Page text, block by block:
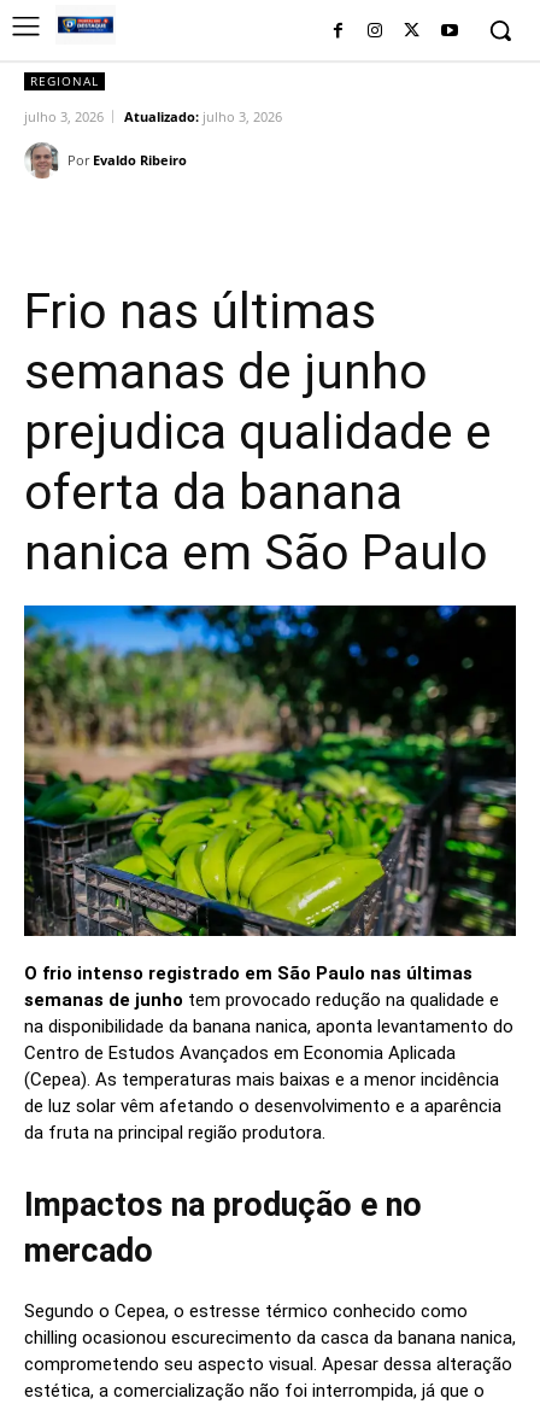
REGIONAL
julho 3, 2026 Atualizado: julho 3, 2026
Por Evaldo Ribeiro
Frio nas últimas
semanas de junho
prejudica qualidade e
oferta da banana
nanica em São Paulo
O frio intenso registrado em São Paulo nas últimas
semanas de junho tem provocado redução na qualidade e
na disponibilidade da banana nanica, aponta levantamento do
Centro de Estudos Avançados em Economia Aplicada
(Cepea). As temperaturas mais baixas e a menor incidência
de luz solar vêm afetando o desenvolvimento e a aparência
da fruta na principal região produtora.
Impactos na produção e no
mercado
Segundo o Cepea, o estresse térmico conhecido como
chilling ocasionou escurecimento da casca da banana nanica,
comprometendo seu aspecto visual. Apesar dessa alteração
estética, a comercialização não foi interrompida, já que o